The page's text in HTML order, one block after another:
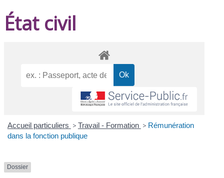
État civil
Accueil particuliers > Travail - Formation > Rémunération
dans la fonction publique
Dossier